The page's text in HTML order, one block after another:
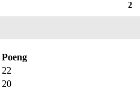
2
Poeng
22
20